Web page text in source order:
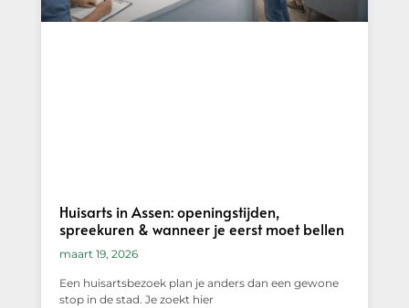
Huisarts in Assen: openingstijden,
spreekuren & wanneer je eerst moet bellen
maart 19, 2026
Een huisartsbezoek plan je anders dan een gewone
stop in de stad. Je zoekt hier